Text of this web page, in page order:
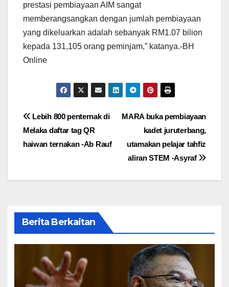
prestasi pembiayaan AIM sangat
memberangsangkan dengan jumlah pembiayaan
yang dikeluarkan adalah sebanyak RM1.07 bilion
kepada 131,105 orang peminjam,” katanya.-BH
Online
Post
navigation
MARA buka pembiayaan
kadet juruterbang,
utamakan pelajar tahfiz
aliran STEM -Asyraf
Lebih 800 penternak di
Melaka daftar tag QR
haiwan ternakan -Ab Rauf
Berita Berkaitan